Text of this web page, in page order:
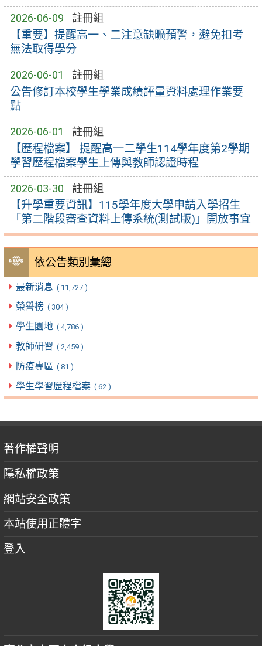
2026-06-09 註冊組
【重要】提醒高一、二注意缺曠預警，避免扣考
無法取得學分
2026-06-01 註冊組
公告修訂本校學生學業成績評量資料處理作業要
點
2026-06-01 註冊組
【歷程檔案】 提醒高一二學生114學年度第2學期
學習歷程檔案學生上傳與教師認證時程
2026-03-30 註冊組
【升學重要資訊】115學年度大學申請入學招生
「第二階段審查資料上傳系統(測試版)」開放事宜
依公告類別彙總
最新消息 ( 11,727 )
榮譽榜 ( 304 )
學生園地 ( 4,786 )
教師研習 ( 2,459 )
防疫專區 ( 81 )
學生學習歷程檔案 ( 62 )
著作權聲明
隱私權政策
網站安全政策
本站使用正體字
登入